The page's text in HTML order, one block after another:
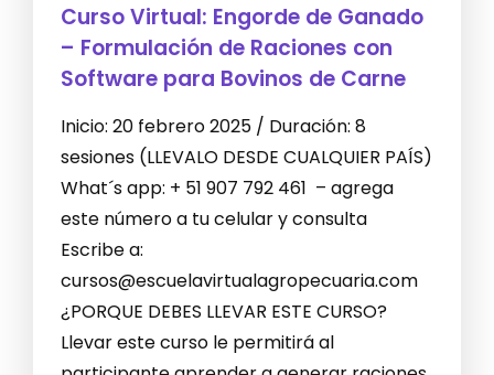
Curso Virtual: Engorde de Ganado
– Formulación de Raciones con
Software para Bovinos de Carne
Inicio: 20 febrero 2025 / Duración: 8
sesiones (LLEVALO DESDE CUALQUIER PAÍS)
What´s app: + 51 907 792 461 – agrega
este número a tu celular y consulta
Escribe a:
cursos@escuelavirtualagropecuaria.com
¿PORQUE DEBES LLEVAR ESTE CURSO?
Llevar este curso le permitirá al